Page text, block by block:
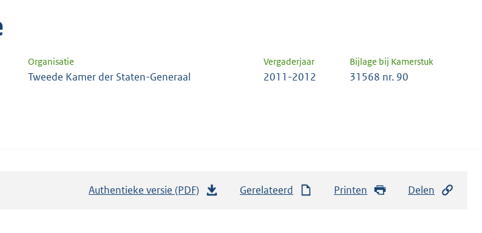
Organisatie Vergaderjaar Bijlage bij Kamerstuk
Tweede Kamer der Staten-Generaal 2011-2012 31568 nr. 90
Authentieke versie (PDF) Gerelateerd Printen Delen